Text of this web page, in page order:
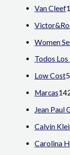
Van Cleef1
Women
Todos
Low Cost5
Marcas
Jean Paul
Calvin
Carolina